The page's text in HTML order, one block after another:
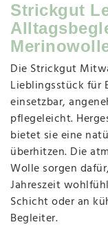
Strickgut
Die Strickgut
Lieblingsstück für
einsetzbar,
pflegeleicht.
bietet sie eine
überhitzen. Die
Wolle sorgen
Jahreszeit
Schicht oder an
Begleiter.